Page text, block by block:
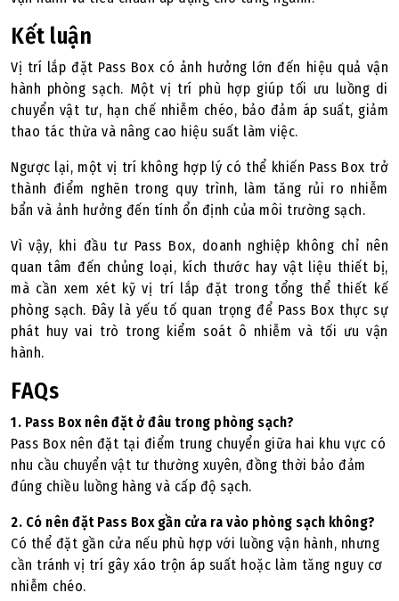
Kết luận
Vị trí lắp đặt Pass Box có ảnh hưởng lớn đến hiệu quả vận
hành phòng sạch. Một vị trí phù hợp giúp tối ưu luồng di
chuyển vật tư, hạn chế nhiễm chéo, bảo đảm áp suất, giảm
thao tác thừa và nâng cao hiệu suất làm việc.
Ngược lại, một vị trí không hợp lý có thể khiến Pass Box trở
thành điểm nghẽn trong quy trình, làm tăng rủi ro nhiễm
bẩn và ảnh hưởng đến tính ổn định của môi trường sạch.
Vì vậy, khi đầu tư Pass Box, doanh nghiệp không chỉ nên
quan tâm đến chủng loại, kích thước hay vật liệu thiết bị,
mà cần xem xét kỹ vị trí lắp đặt trong tổng thể thiết kế
phòng sạch. Đây là yếu tố quan trọng để Pass Box thực sự
phát huy vai trò trong kiểm soát ô nhiễm và tối ưu vận
hành.
FAQs
1. Pass Box nên đặt ở đâu trong phòng sạch?
Pass Box nên đặt tại điểm trung chuyển giữa hai khu vực có
nhu cầu chuyển vật tư thường xuyên, đồng thời bảo đảm
đúng chiều luồng hàng và cấp độ sạch.
2. Có nên đặt Pass Box gần cửa ra vào phòng sạch không?
Có thể đặt gần cửa nếu phù hợp với luồng vận hành, nhưng
cần tránh vị trí gây xáo trộn áp suất hoặc làm tăng nguy cơ
nhiễm chéo.